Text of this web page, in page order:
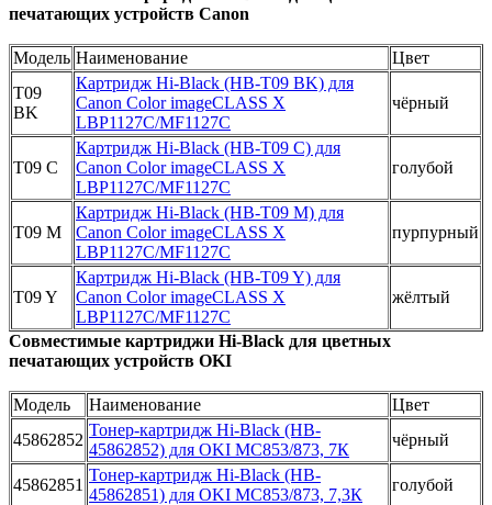
печатающих устройств Canon
Модель Наименование
Цвет
T09
BK
Картридж Hi-Black (HB-T09 BK) для
Canon Color imageCLASS X
LBP1127C/MF1127C
чёрный
T09 C
Картридж Hi-Black (HB-T09 C) для
Canon Color imageCLASS X
LBP1127C/MF1127C
голубой
T09 M
Картридж Hi-Black (HB-T09 M) для
Canon Color imageCLASS X
LBP1127C/MF1127C
пурпурный
T09 Y
Картридж Hi-Black (HB-T09 Y) для
Canon Color imageCLASS X
LBP1127C/MF1127C
жёлтый
Совместимые картриджи Hi-Black для цветных
печатающих устройств OKI
Модель Наименование
Цвет
45862852
Тонер-картридж Hi-Black (HB-
45862852) для OKI MC853/873, 7К
чёрный
45862851
Тонер-картридж Hi-Black (HB-
45862851) для OKI MC853/873, 7,3К
голубой